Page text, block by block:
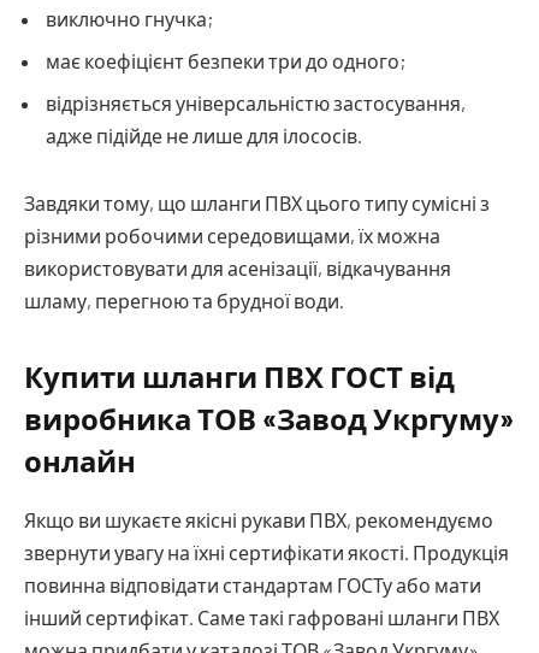
виключно гнучка;
має коефіцієнт безпеки три до одного;
відрізняється універсальністю застосування,
адже підійде не лише для ілососів.
Завдяки тому, що шланги ПВХ цього типу сумісні з
різними робочими середовищами, їх можна
використовувати для асенізації, відкачування
шламу, перегною та брудної води.
Купити шланги ПВХ ГОСТ від
виробника ТОВ «Завод Укргуму»
онлайн
Якщо ви шукаєте якісні рукави ПВХ, рекомендуємо
звернути увагу на їхні сертифікати якості. Продукція
повинна відповідати стандартам ГОСТу або мати
інший сертифікат. Саме такі гафровані шланги ПВХ